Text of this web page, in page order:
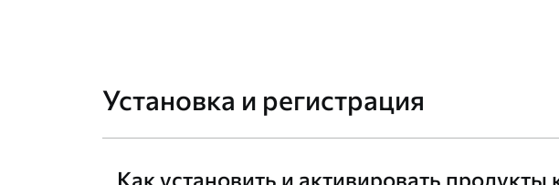
Установка и регистрация
Как установить и активировать